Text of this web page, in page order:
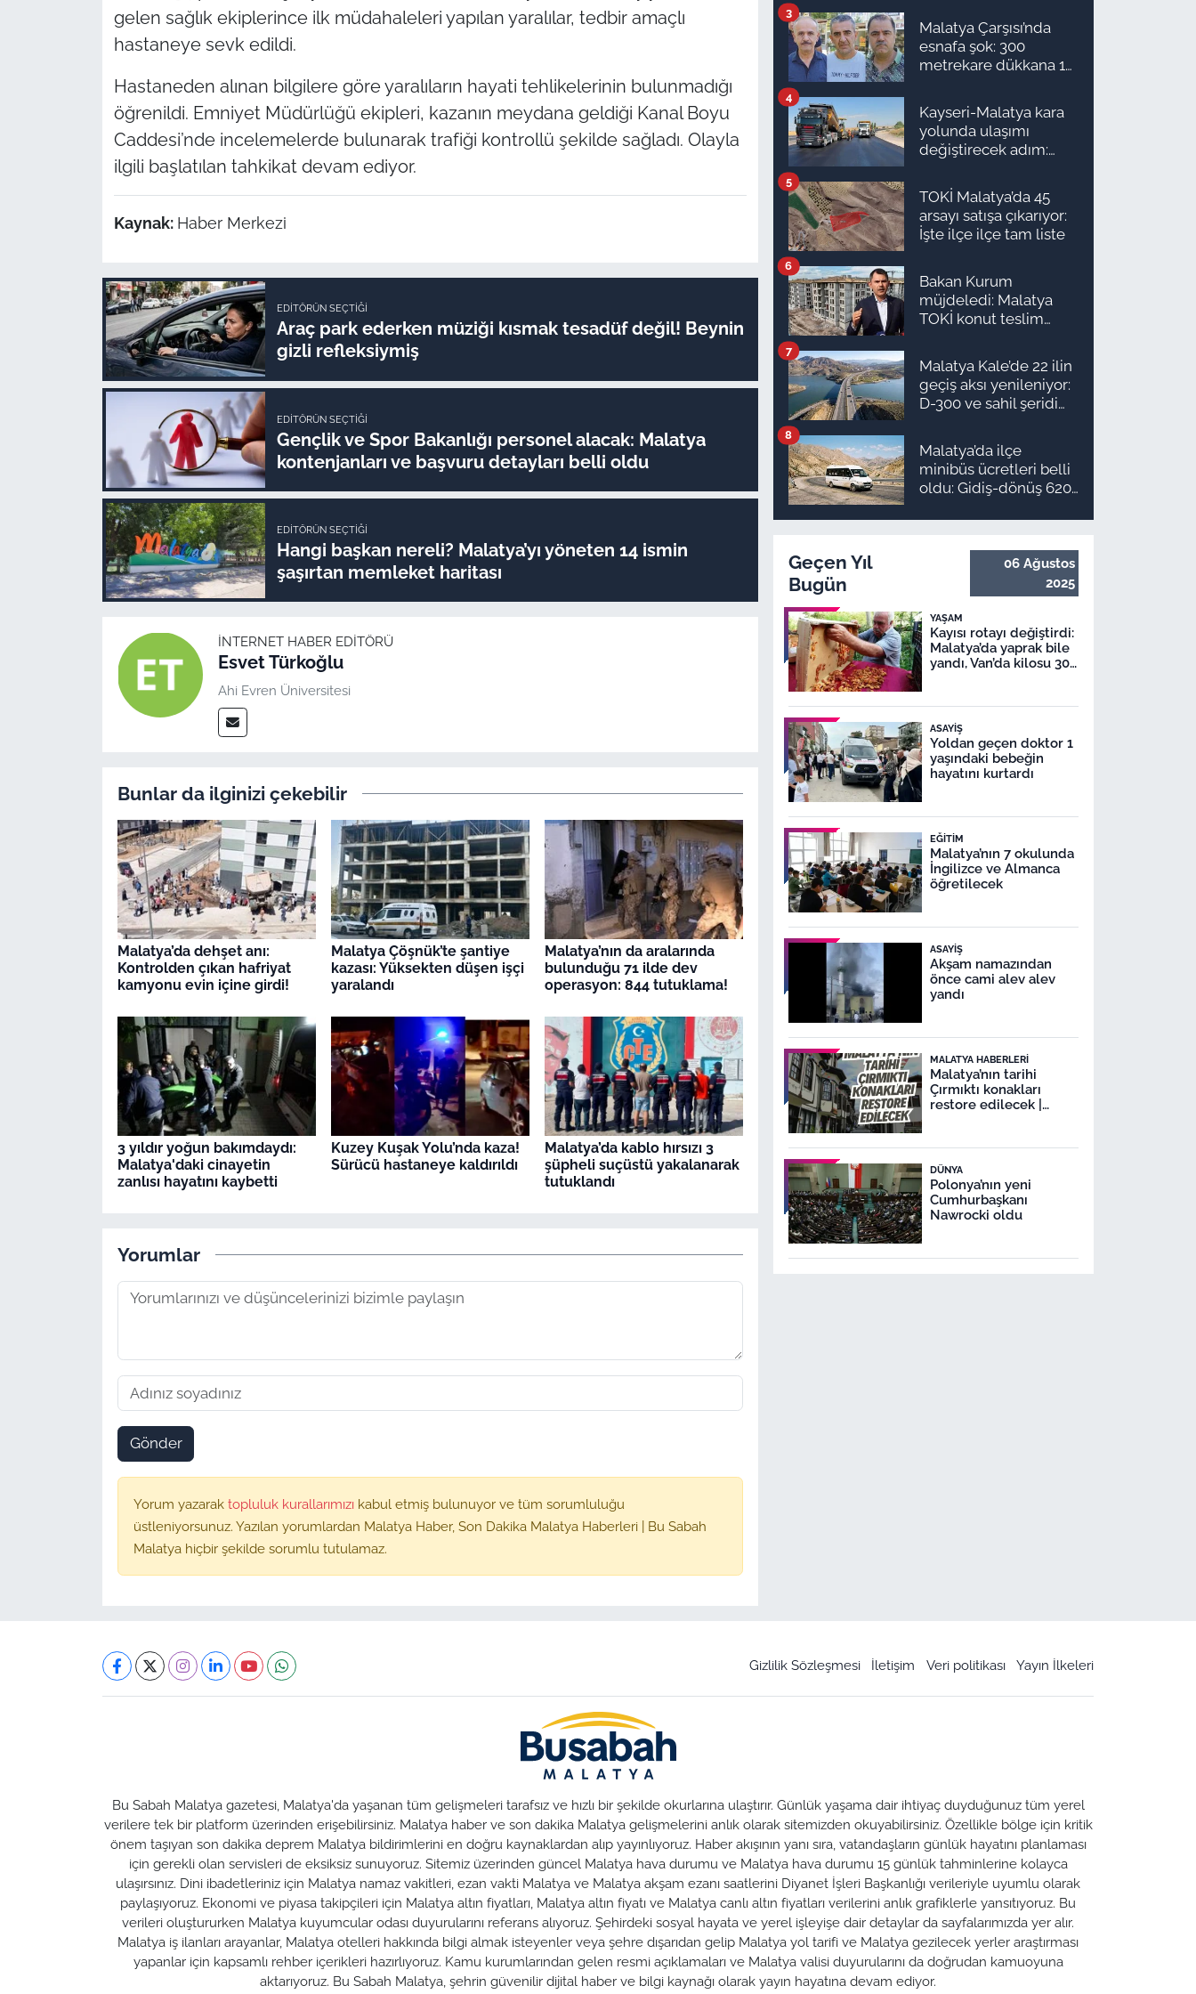
gelen sağlık ekiplerince ilk müdahaleleri yapılan yaralılar, tedbir amaçlı
hastaneye sevk edildi.
Hastaneden alınan bilgilere göre yaralıların hayati tehlikelerinin bulunmadığı
öğrenildi. Emniyet Müdürlüğü ekipleri, kazanın meydana geldiği Kanal Boyu
Caddesi’nde incelemelerde bulunarak trafiği kontrollü şekilde sağladı. Olayla
ilgili başlatılan tahkikat devam ediyor.
Kaynak: Haber Merkezi
EDITÖRÜN SEÇTIĞI
Araç park ederken müziği kısmak tesadüf değil! Beynin
gizli refleksiymiş
EDITÖRÜN SEÇTIĞI
Gençlik ve Spor Bakanlığı personel alacak: Malatya
kontenjanları ve başvuru detayları belli oldu
EDITÖRÜN SEÇTIĞI
Hangi başkan nereli? Malatya’yı yöneten 14 ismin
şaşırtan memleket haritası
İNTERNET HABER EDITÖRÜ
Esvet Türkoğlu
Ahi Evren Üniversitesi
Bunlar da ilginizi çekebilir
Malatya’da dehşet anı:
Kontrolden çıkan hafriyat
kamyonu evin içine girdi!
Malatya Çöşnük’te şantiye
kazası: Yüksekten düşen işçi
yaralandı
Malatya’nın da aralarında
bulunduğu 71 ilde dev
operasyon: 844 tutuklama!
3 yıldır yoğun bakımdaydı:
Malatya'daki cinayetin
zanlısı hayatını kaybetti
Kuzey Kuşak Yolu’nda kaza!
Sürücü hastaneye kaldırıldı
Malatya’da kablo hırsızı 3
şüpheli suçüstü yakalanarak
tutuklandı
Yorumlar
Gönder
Yorum yazarak topluluk kurallarımızı kabul etmiş bulunuyor ve tüm sorumluluğu
üstleniyorsunuz. Yazılan yorumlardan Malatya Haber, Son Dakika Malatya Haberleri | Bu Sabah
Malatya hiçbir şekilde sorumlu tutulamaz.
Malatya Çarşısı’nda
esnafa şok: 300
metrekare dükkana 1
3
Kayseri-Malatya kara
yolunda ulaşımı
değiştirecek adım:
4
TOKİ Malatya’da 45
arsayı satışa çıkarıyor:
İşte ilçe ilçe tam liste
5
Bakan Kurum
müjdeledi: Malatya
TOKİ konut teslim
ilçe ilçe teslimat
takvimi ve ödeme
planı
6
Malatya Kale’de 22 ilin
geçiş aksı yenileniyor:
D-300 ve sahil şeridi
7
Malatya’da ilçe
minibüs ücretleri belli
oldu: Gidiş-dönüş 620
8
Geçen Yıl
Bugün
06 Ağustos
2025
YAŞAM
Kayısı rotayı değiştirdi:
Malatya’da yaprak bile
yandı, Van’da kilosu 300
ASAYIŞ
Yoldan geçen doktor 1
yaşındaki bebeğin
hayatını kurtardı
EĞITIM
Malatya’nın 7 okulunda
İngilizce ve Almanca
öğretilecek
ASAYIŞ
Akşam namazından
önce cami alev alev
yandı
MALATYA HABERLERI
Malatya’nın tarihi
Çırmıktı konakları
restore edilecek |
restorasyon
DÜNYA
Polonya’nın yeni
Cumhurbaşkanı
Nawrocki oldu
Gizlilik Sözleşmesi İletişim Veri politikası Yayın İlkeleri
Bu Sabah Malatya gazetesi, Malatya'da yaşanan tüm gelişmeleri tarafsız ve hızlı bir şekilde okurlarına ulaştırır. Günlük yaşama dair ihtiyaç duyduğunuz tüm yerel
verilere tek bir platform üzerinden erişebilirsiniz. Malatya haber ve son dakika Malatya gelişmelerini anlık olarak sitemizden okuyabilirsiniz. Özellikle bölge için kritik
önem taşıyan son dakika deprem Malatya bildirimlerini en doğru kaynaklardan alıp yayınlıyoruz. Haber akışının yanı sıra, vatandaşların günlük hayatını planlaması
için gerekli olan servisleri de eksiksiz sunuyoruz. Sitemiz üzerinden güncel Malatya hava durumu ve Malatya hava durumu 15 günlük tahminlerine kolayca
ulaşırsınız. Dini ibadetleriniz için Malatya namaz vakitleri, ezan vakti Malatya ve Malatya akşam ezanı saatlerini Diyanet İşleri Başkanlığı verileriyle uyumlu olarak
paylaşıyoruz. Ekonomi ve piyasa takipçileri için Malatya altın fiyatları, Malatya altın fiyatı ve Malatya canlı altın fiyatları verilerini anlık grafiklerle yansıtıyoruz. Bu
verileri oluştururken Malatya kuyumcular odası duyurularını referans alıyoruz. Şehirdeki sosyal hayata ve yerel işleyişe dair detaylar da sayfalarımızda yer alır.
Malatya iş ilanları arayanlar, Malatya otelleri hakkında bilgi almak isteyenler veya şehre dışarıdan gelip Malatya yol tarifi ve Malatya gezilecek yerler araştırması
yapanlar için kapsamlı rehber içerikleri hazırlıyoruz. Kamu kurumlarından gelen resmi açıklamaları ve Malatya valisi duyurularını da doğrudan kamuoyuna
aktarıyoruz. Bu Sabah Malatya, şehrin güvenilir dijital haber ve bilgi kaynağı olarak yayın hayatına devam ediyor.